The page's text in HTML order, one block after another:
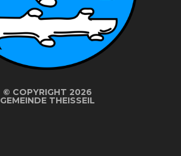
© COPYRIGHT 2026
GEMEINDE THEISSEIL